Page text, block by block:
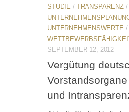
STUDIE / TRANSPARENZ /
UNTERNEHMENSWERTE /
SEPTEMBER 12, 2012
Vergütung
und